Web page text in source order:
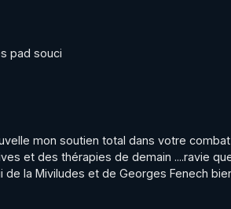
pad souci
mon soutien total dans votre
et des thérapies de demain ....ravie
la Miviludes et de Georges Fenech